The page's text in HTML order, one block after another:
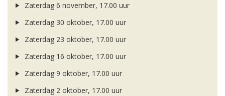
Zaterdag 6 november, 17.00 uur
Zaterdag 30 oktober, 17.00 uur
Zaterdag 23 oktober, 17.00 uur
Zaterdag 16 oktober, 17.00 uur
Zaterdag 9 oktober, 17.00 uur
Zaterdag 2 oktober, 17.00 uur